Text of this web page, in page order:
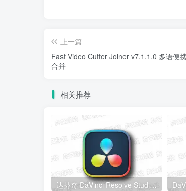
上一篇
Fast Video Cutter Joiner v7.1.1.0 多语便
合并
相关推荐
达芬奇 DaVinci Resolve Studio v21.0.4 Windows版 – 专业视频编辑与调色工具